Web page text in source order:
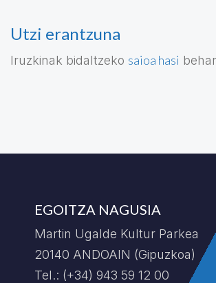
Utzi erantzuna
Iruzkinak bidaltzeko saioa hasi
EGOITZA NAGUSIA
Martin Ugalde Kultur Parkea
20140 ANDOAIN (Gipuzkoa)
Tel.: (+34) 943 59 12 00